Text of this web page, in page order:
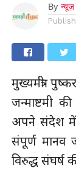
By न्यूज़
मुख्यमंत्री
जन्माष्टमी
अपने संदेश में
संपूर्ण मानव
विरुद्ध संघर्ष